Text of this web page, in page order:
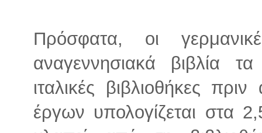
Πρόσφατα, οι
αναγεννησιακά βιβλία
ιταλικές βιβλιοθήκες
έργων υπολογίζεται στα